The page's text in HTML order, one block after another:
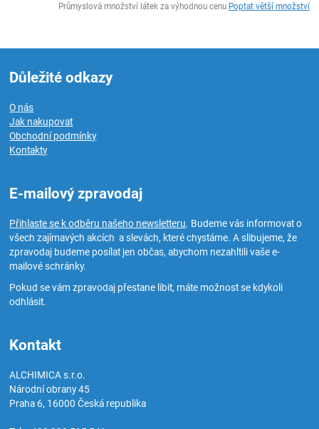
Průmyslová množství látek za výhodnou cenu Poptat větší množství
Důležité odkazy
O nás
Jak nakupovat
Obchodní podmínky
Kontakty
E-mailový zpravodaj
Přihlaste se k odběru našeho newsletteru. Budeme vás informovat o
všech zajímavých akcích a slevách, které chystáme. A slibujeme, že
zpravodaj budeme posílat jen občas, abychom nezahltili vaše e-
mailové schránky.
Pokud se vám zpravodaj přestane líbit, máte možnost se kdykoli
odhlásit.
Kontakt
ALCHIMICA s.r.o.
Národní obrany 45
Praha 6, 16000Česká republika